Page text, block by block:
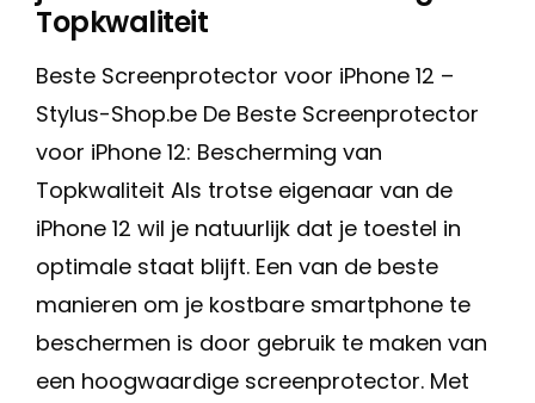
Topkwaliteit
Beste Screenprotector voor iPhone 12 –
Stylus-Shop.be De Beste Screenprotector
voor iPhone 12: Bescherming van
Topkwaliteit Als trotse eigenaar van de
iPhone 12 wil je natuurlijk dat je toestel in
optimale staat blijft. Een van de beste
manieren om je kostbare smartphone te
beschermen is door gebruik te maken van
een hoogwaardige screenprotector. Met